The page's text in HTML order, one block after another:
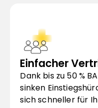
Einfacher
Dank bis zu 50 %
sinken
sich schneller für